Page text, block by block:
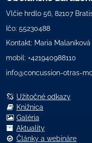
Vlčie hrdlo 56, 82107
Ičo: 55230488
Kontakt: Maria Malaníková
mobil: +421940988110
info@concussion-otras-
Užitočné odkazy
Knižnica
Galéria
Aktuality
Články a webináre